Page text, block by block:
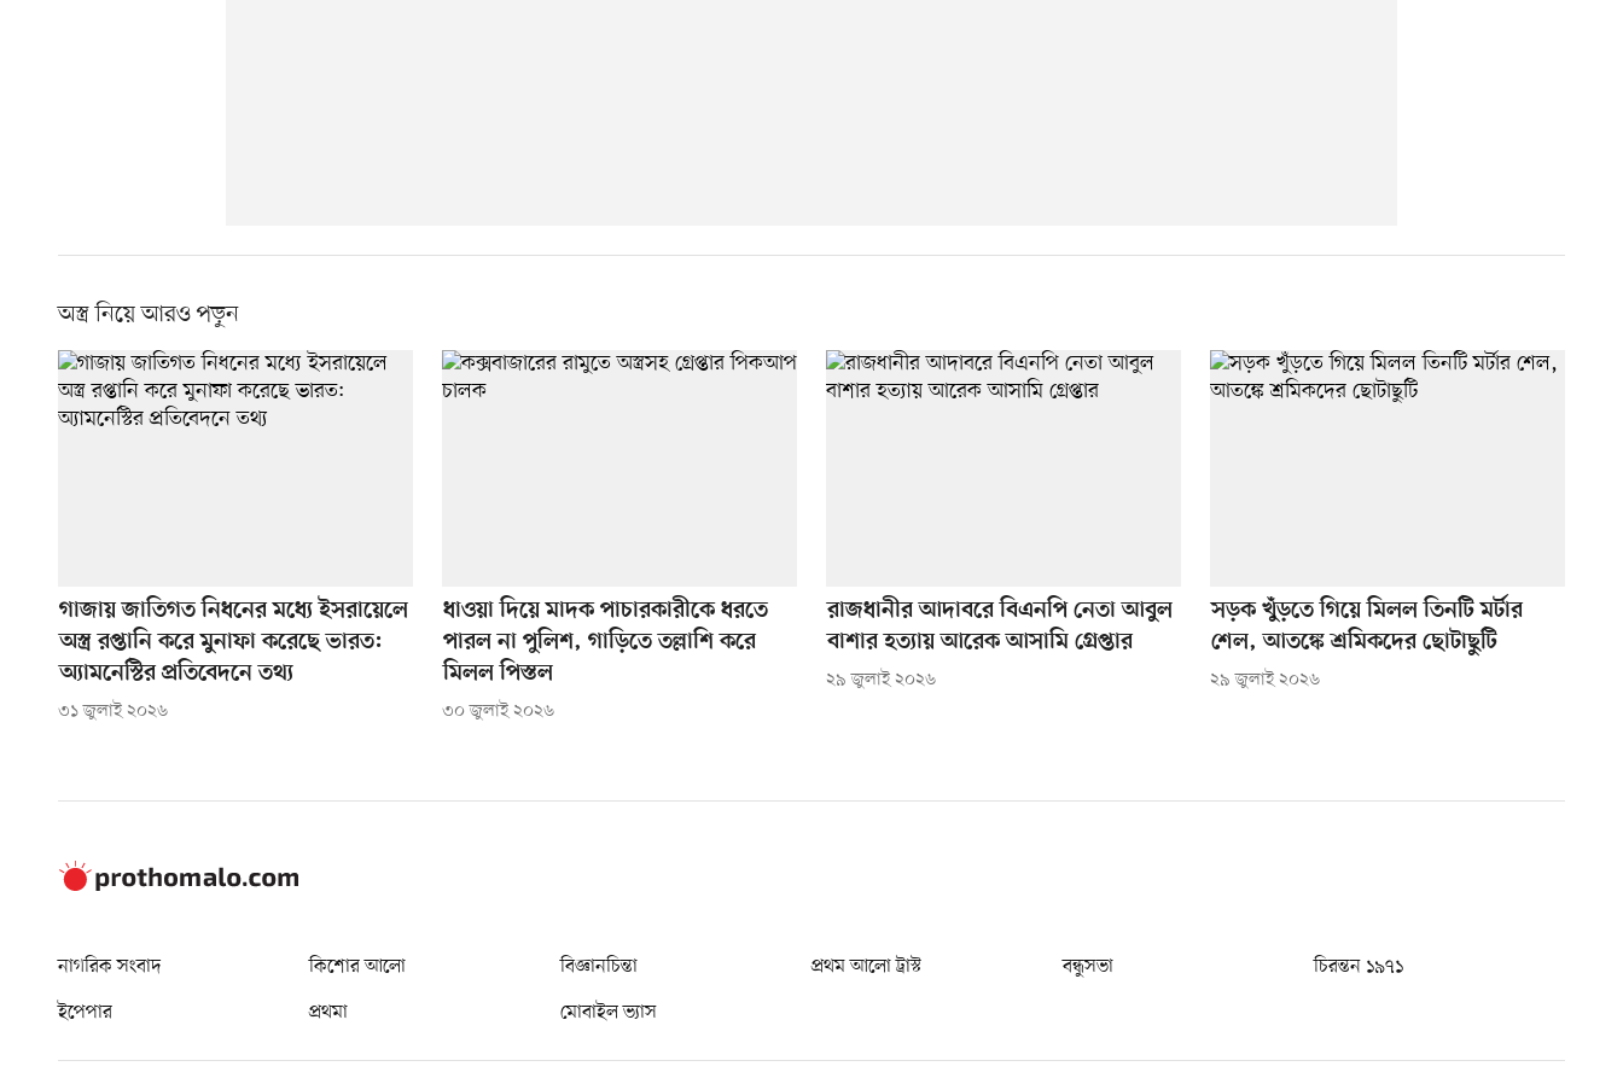
অস্ত্র নিয়ে আরও পড়ুন
গাজায় জাতিগত নিধনের মধ্যে ইসরায়েলে
অস্ত্র রপ্তানি করে মুনাফা করেছে ভারত:
অ্যামনেস্টির প্রতিবেদনে তথ্য
৩১ জুলাই ২০২৬
ধাওয়া দিয়ে মাদক পাচারকারীকে ধরতে
পারল না পুলিশ, গাড়িতে তল্লাশি করে
মিলল পিস্তল
৩০ জুলাই ২০২৬
রাজধানীর আদাবরে বিএনপি নেতা আবুল
বাশার হত্যায় আরেক আসামি গ্রেপ্তার
২৯ জুলাই ২০২৬
সড়ক খুঁড়তে গিয়ে মিলল তিনটি মর্টার
শেল, আতঙ্কে শ্রমিকদের ছোটাছুটি
২৯ জুলাই ২০২৬
নাগরিক সংবাদ কিশোর আলো বিজ্ঞানচিন্তা প্রথম আলো ট্রাস্ট বন্ধুসভা
চিরন্তন ১৯৭১
ইপেপার
প্রথমা মোবাইল ভ্যাস